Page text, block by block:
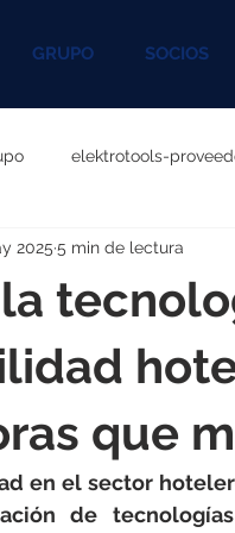
GRUPO SOCIOS
elektrotools-
P060000
P096000
P046000que
2025 5 min de lectura
en el sector
de